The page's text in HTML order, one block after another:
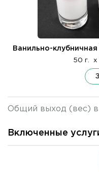
Ванильно-
50 г. x
Общий выход (вес) в
Включенные